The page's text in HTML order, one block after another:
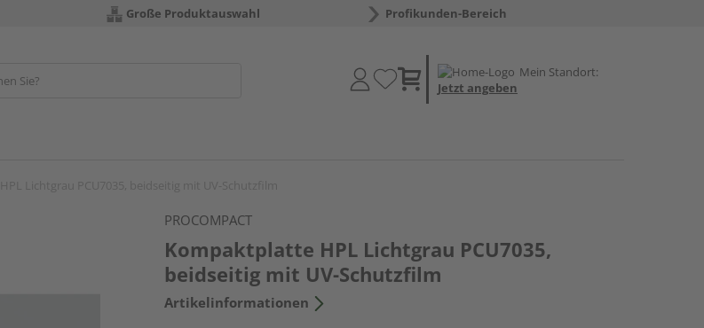
Große Produktauswahl Profikunden-Bereich
Mein Standort:
Jetzt angeben
PROCOMPACT
Kompaktplatte HPL Lichtgrau PCU7035,
beidseitig mit UV-Schutzfilm
Artikelinformationen